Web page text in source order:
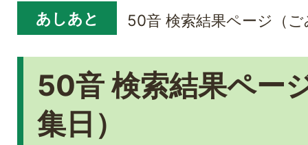
あしあと 50音 検索結果ページ（
50音 検索結果ペー
集日）